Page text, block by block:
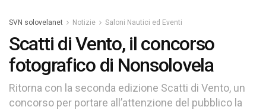
SVN solovelanet Notizie Saloni Nautici ed Eventi
Scatti di Vento, il concorso
fotografico di Nonsolovela
Ritorna con la seconda edizione Scatti di Vento, un
concorso per portare all’attenzione del pubblico la